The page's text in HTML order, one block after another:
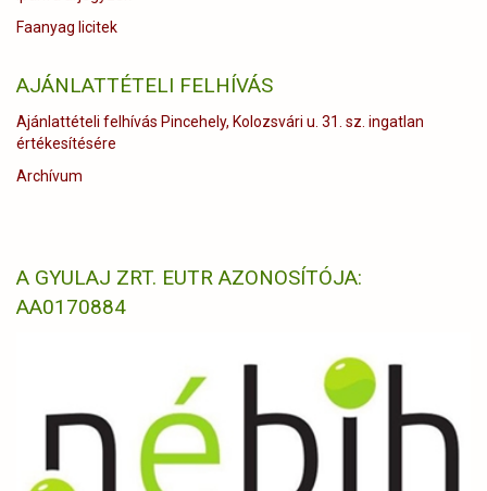
Faanyag licitek
AJÁNLATTÉTELI FELHÍVÁS
Ajánlattételi felhívás Pincehely, Kolozsvári u. 31. sz. ingatlan
értékesítésére
Archívum
A GYULAJ ZRT. EUTR AZONOSÍTÓJA:
AA0170884